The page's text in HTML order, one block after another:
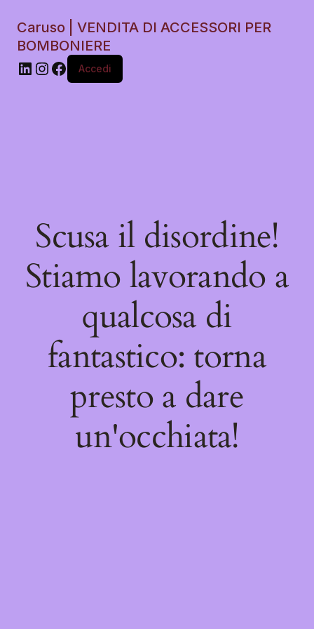
Caruso | VENDITA DI ACCESSORI PER
BOMBONIERE
Accedi
Scusa il disordine!
Stiamo lavorando a
qualcosa di
fantastico: torna
presto a dare
un'occhiata!